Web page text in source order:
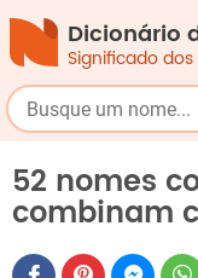
Dicionário
Significado
52 nomes
combinam